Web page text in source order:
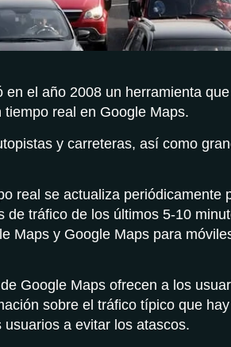
el año 2008 un herramienta
real en Google Maps.
y carreteras, así como
real se actualiza periódicamente
de tráfico de los últimos 5-10
Maps y Google Maps para
Google Maps ofrecen a los
sobre el tráfico típico que
a evitar los atascos.